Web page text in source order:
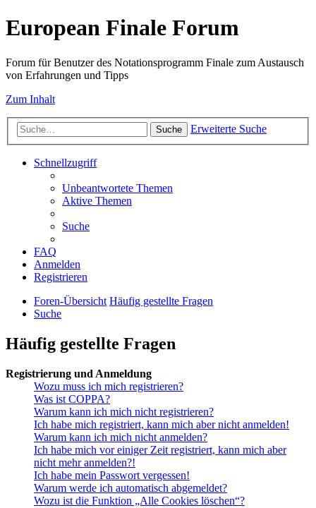
European Finale Forum
Forum für Benutzer des Notationsprogramm Finale zum Austausch
von Erfahrungen und Tipps
Zum Inhalt
Suche Erweiterte Suche
Schnellzugriff
Unbeantwortete Themen
Aktive Themen
Suche
FAQ
Anmelden
Registrieren
Foren-Übersicht Häufig gestellte Fragen
Suche
Häufig gestellte Fragen
Registrierung und Anmeldung
Wozu muss ich mich registrieren?
Was ist COPPA?
Warum kann ich mich nicht registrieren?
Ich habe mich registriert, kann mich aber nicht anmelden!
Warum kann ich mich nicht anmelden?
Ich habe mich vor einiger Zeit registriert, kann mich aber
nicht mehr anmelden?!
Ich habe mein Passwort vergessen!
Warum werde ich automatisch abgemeldet?
Wozu ist die Funktion „Alle Cookies löschen“?